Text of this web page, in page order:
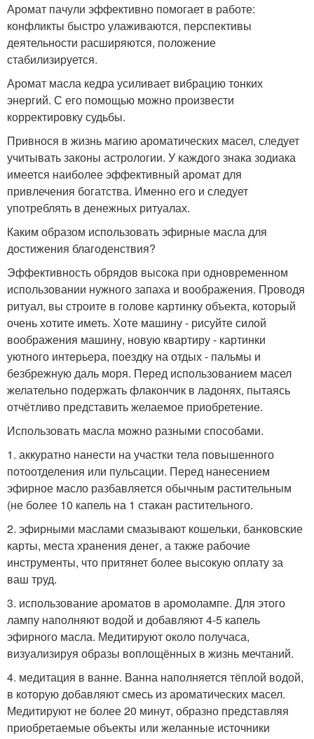
Аромат пачули эффективно помогает в работе:
конфликты быстро улаживаются, перспективы
деятельности расширяются, положение
стабилизируется.
Аромат масла кедра усиливает вибрацию тонких
энергий. С его помощью можно произвести
корректировку судьбы.
Привнося в жизнь магию ароматических масел, следует
учитывать законы астрологии. У каждого знака зодиака
имеется наиболее эффективный аромат для
привлечения богатства. Именно его и следует
употреблять в денежных ритуалах.
Каким образом использовать эфирные масла для
достижения благоденствия?
Эффективность обрядов высока при одновременном
использовании нужного запаха и воображения. Проводя
ритуал, вы строите в голове картинку объекта, который
очень хотите иметь. Хоте машину - рисуйте силой
воображения машину, новую квартиру - картинки
уютного интерьера, поездку на отдых - пальмы и
безбрежную даль моря. Перед использованием масел
желательно подержать флакончик в ладонях, пытаясь
отчётливо представить желаемое приобретение.
Использовать масла можно разными способами.
1. аккуратно нанести на участки тела повышенного
потоотделения или пульсации. Перед нанесением
эфирное масло разбавляется обычным растительным
(не более 10 капель на 1 стакан растительного.
2. эфирными маслами смазывают кошельки, банковские
карты, места хранения денег, а также рабочие
инструменты, что притянет более высокую оплату за
ваш труд.
3. использование ароматов в аромолампе. Для этого
лампу наполняют водой и добавляют 4-5 капель
эфирного масла. Медитируют около получаса,
визуализируя образы воплощённых в жизнь мечтаний.
4. медитация в ванне. Ванна наполняется тёплой водой,
в которую добавляют смесь из ароматических масел.
Медитируют не более 20 минут, образно представляя
приобретаемые объекты или желанные источники